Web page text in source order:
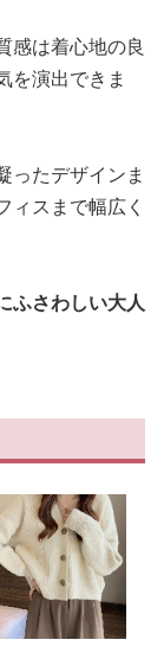
感は着心地の良
を演出できま
ったデザインま
ィスまで幅広く
ふさわしい大人